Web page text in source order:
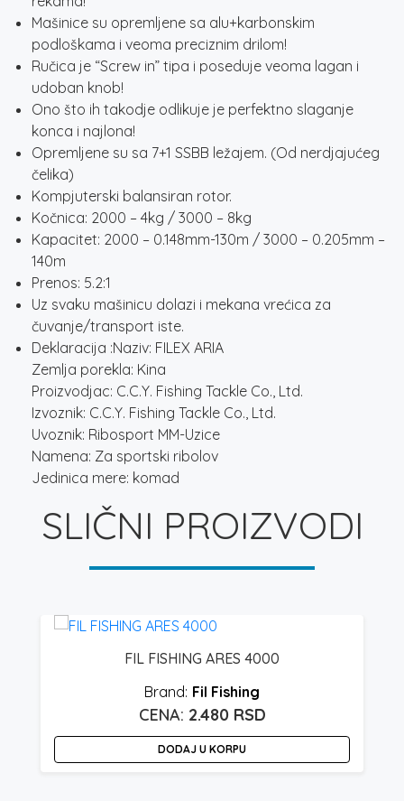
Mašinice su opremljene sa alu+karbonskim
podloškama i veoma preciznim drilom!
Ručica je “Screw in” tipa i poseduje veoma lagan i
udoban knob!
Ono što ih takodje odlikuje je perfektno slaganje
konca i najlona!
Opremljene su sa 7+1 SSBB ležajem. (Od nerdjajućeg
čelika)
Kompjuterski balansiran rotor.
Kočnica: 2000 – 4kg / 3000 – 8kg
Kapacitet: 2000 – 0.148mm-130m / 3000 – 0.205mm –
140m
Prenos: 5.2:1
Uz svaku mašinicu dolazi i mekana vrećica za
čuvanje/transport iste.
Deklaracija :Naziv: FILEX ARIA
Zemlja porekla: Kina
Proizvodjac: C.C.Y. Fishing Tackle Co., Ltd.
Izvoznik: C.C.Y. Fishing Tackle Co., Ltd.
Uvoznik: Ribosport MM-Uzice
Namena: Za sportski ribolov
Jedinica mere: komad
SLIČNI PROIZVODI
FIL FISHING ARES 4000
Fil Fishing
2.480 RSD
DODAJ U KORPU